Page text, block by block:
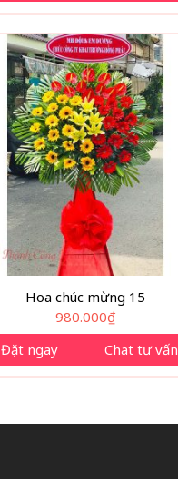
Hoa chúc mừng 15
980.000₫
Đặt ngay
Chat tư vấn